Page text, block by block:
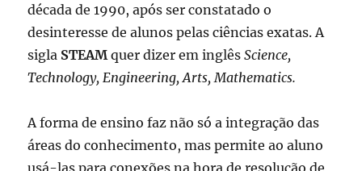
década de 1990, após ser constatado o
desinteresse de alunos pelas ciências exatas. A
sigla STEAM quer dizer em inglêsScience,
Technology, Engineering, Arts, Mathematics.
A forma de ensino faz não só a integração das
áreas do conhecimento, mas permite ao aluno
usá-las para conexões na hora de resolução de